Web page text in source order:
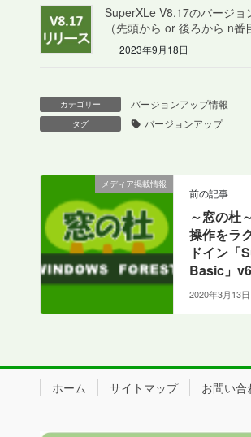
SuperXLe V8.17のバージョ
（先頭から or 後ろから n番
2023年9月18日
カテゴリー バージョンアップ情報
タグ バージョンアップ
メディア掲載情報
前の記事
～窓の杜
操作をラ
ドイン「
Basic」
2020年3月13日
ホーム サイトマップ お問い合